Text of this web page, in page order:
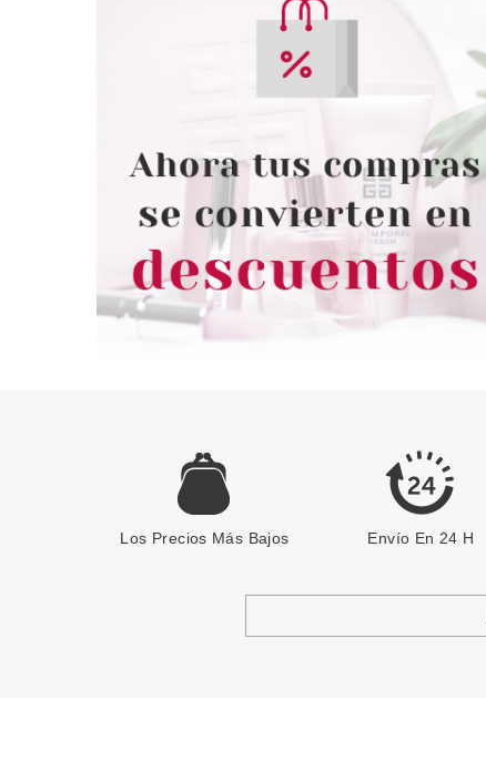
Los Precios Más Bajos Envío En 24 H